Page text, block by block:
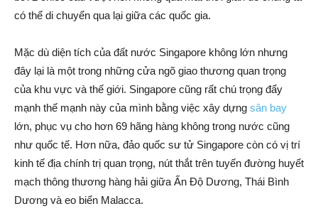
có thể di chuyển qua lại giữa các quốc gia.
Mặc dù diện tích của đất nước Singapore không lớn nhưng
đây lại là một trong những cửa ngõ giao thương quan trọng
của khu vực và thế giới. Singapore cũng rất chú trọng đẩy
mạnh thế mạnh này của mình bằng việc xây dựng sân bay
lớn, phục vụ cho hơn 69 hãng hàng không trong nước cũng
như quốc tế. Hơn nữa, đảo quốc sư tử Singapore còn có vị trí
kinh tế địa chính trị quan trọng, nút thắt trên tuyến đường huyết
mạch thông thương hàng hải giữa Ấn Độ Dương, Thái Bình
Dương và eo biển Malacca.